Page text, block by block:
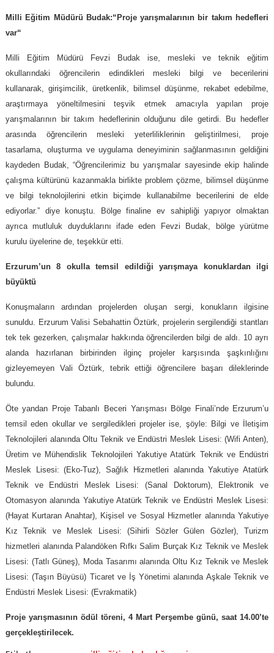
Milli Eğitim Müdürü Budak:“Proje yarışmalarının bir takım hedefleri
var“
Milli Eğitim Müdürü Fevzi Budak ise, mesleki ve teknik eğitim
okullarındaki öğrencilerin edindikleri mesleki bilgi ve becerilerini
kullanarak, girişimcilik, üretkenlik, bilimsel düşünme, rekabet edebilme,
araştırmaya yöneltilmesini teşvik etmek amacıyla yapılan proje
yarışmalarının bir takım hedeflerinin olduğunu dile getirdi. Bu hedefler
arasında öğrencilerin mesleki yeterliliklerinin geliştirilmesi, proje
tasarlama, oluşturma ve uygulama deneyiminin sağlanmasının geldiğini
kaydeden Budak, “Öğrencilerimiz bu yarışmalar sayesinde ekip halinde
çalışma kültürünü kazanmakla birlikte problem çözme, bilimsel düşünme
ve bilgi teknolojilerini etkin biçimde kullanabilme becerilerini de elde
ediyorlar.” diye konuştu. Bölge finaline ev sahipliği yapıyor olmaktan
ayrıca mutluluk duyduklarını ifade eden Fevzi Budak, bölge yürütme
kurulu üyelerine de, teşekkür etti.
Erzurum’un 8 okulla temsil edildiği yarışmaya konuklardan ilgi
büyüktü
Konuşmaların ardından projelerden oluşan sergi, konukların ilgisine
sunuldu. Erzurum Valisi Sebahattin Öztürk, projelerin sergilendiği stantları
tek tek gezerken, çalışmalar hakkında öğrencilerden bilgi de aldı. 10 ayrı
alanda hazırlanan birbirinden ilginç projeler karşısında şaşkınlığını
gizleyemeyen Vali Öztürk, tebrik ettiği öğrencilere başarı dileklerinde
bulundu.
Öte yandan Proje Tabanlı Beceri Yarışması Bölge Finali’nde Erzurum’u
temsil eden okullar ve sergiledikleri projeler ise, şöyle: Bilgi ve İletişim
Teknolojileri alanında Oltu Teknik ve Endüstri Meslek Lisesi: (Wifi Anten),
Üretim ve Mühendislik Teknolojileri Yakutiye Atatürk Teknik ve Endüstri
Meslek Lisesi: (Eko-Tuz), Sağlık Hizmetleri alanında Yakutiye Atatürk
Teknik ve Endüstri Meslek Lisesi: (Sanal Doktorum), Elektronik ve
Otomasyon alanında Yakutiye Atatürk Teknik ve Endüstri Meslek Lisesi:
(Hayat Kurtaran Anahtar), Kişisel ve Sosyal Hizmetler alanında Yakutiye
Kız Teknik ve Meslek Lisesi: (Sihirli Sözler Gülen Gözler), Turizm
hizmetleri alanında Palandöken Rıfkı Salim Burçak Kız Teknik ve Meslek
Lisesi: (Tatlı Güneş), Moda Tasarımı alanında Oltu Kız Teknik ve Meslek
Lisesi: (Taşın Büyüsü) Ticaret ve İş Yönetimi alanında Aşkale Teknik ve
Endüstri Meslek Lisesi: (Evrakmatik)
Proje yarışmasının ödül töreni, 4 Mart Perşembe günü, saat 14.00’te
gerçekleştirilecek.